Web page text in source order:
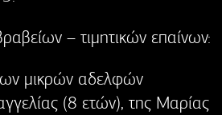
– τιμητικών επαίνων:
μικρών αδελφών
(8 ετών), της Μαρίας